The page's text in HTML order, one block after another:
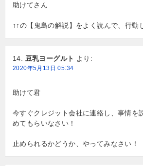
助けてさん
↑↑の【鬼島の解説】をよく読んで、行動
豆乳ヨーグルト より:
2020年5月13日 05:34
助けて君
今すぐクレジット会社に連絡し、事情を
めてもらいなさい！
止められるかどうか、やってみなさい！